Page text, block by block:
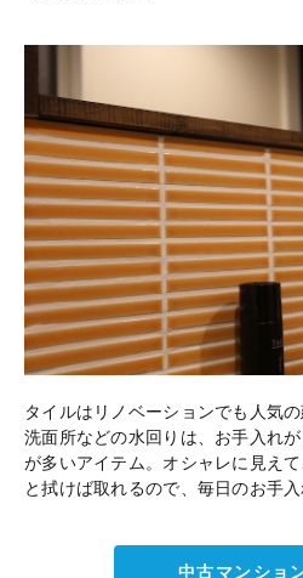
タイルはリノベーションでも人気
洗面所などの水回りは、お手入れ
が多いアイテム。オシャレに見え
と拭けば取れるので、毎日のお手入
中古マンショ